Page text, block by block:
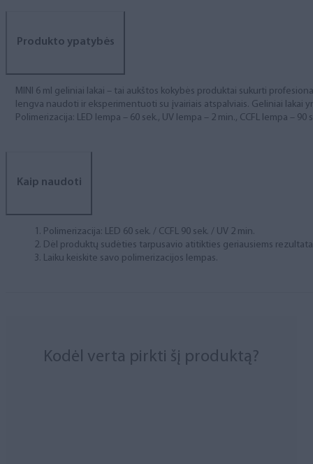
Produkto ypatybės
MINI 6 ml geliniai lakai – tai aukštos kokybės produktai sukurti
lengva naudoti ir eksperimentuoti su įvairiais atspalviais. Geliniai lakai
Polimerizacija: LED lempa – 60 sek., UV lempa – 2 min., CCFL lempa – 90
Kaip naudoti
Polimerizacija: LED 60 sek. / CCFL 90 sek. / UV 2 min.
Dėl produktų sudėties tarpusavio atitikties geriausiems
Laiku keiskite savo polimerizacijos lempas.
Kodėl verta pirkti šį produktą?